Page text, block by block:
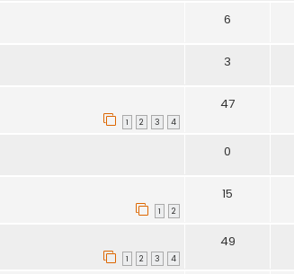
6
3
1 2 3 4
47
0
1 2
15
1 2 3 4
49